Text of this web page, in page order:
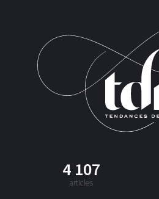
4 107
articles